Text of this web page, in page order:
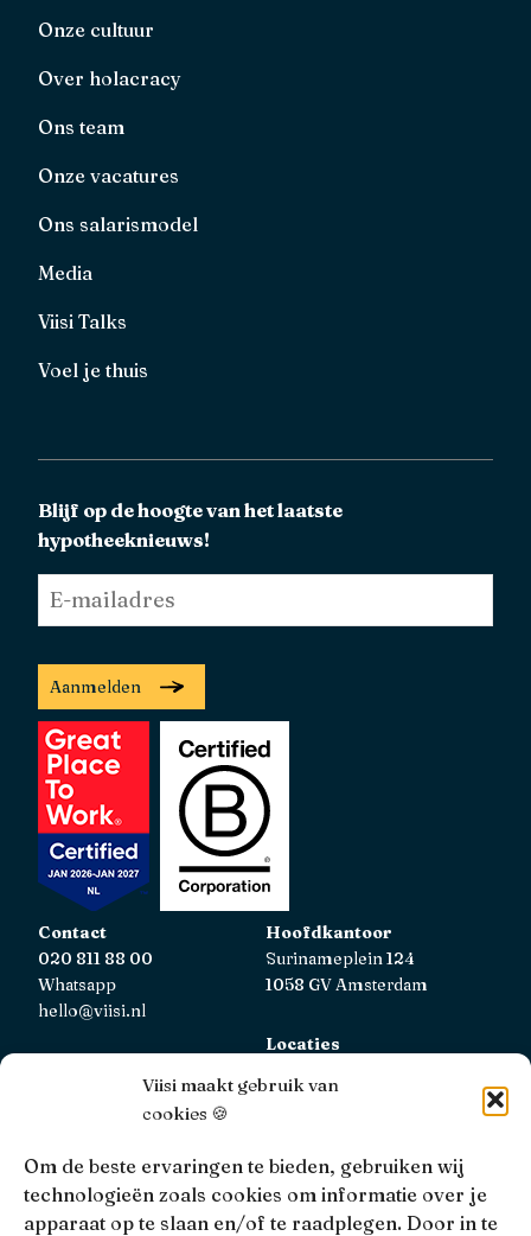
Viisi maakt gebruik van
cookies 🍪
Om de beste ervaringen te bieden, gebruiken wij
technologieën zoals cookies om informatie over je
apparaat op te slaan en/of te raadplegen. Door in te
Onze cultuur
Over holacracy
Ons team
Onze vacatures
Ons salarismodel
Media
Viisi Talks
Voel je thuis
Blijf op de hoogte van het laatste
hypotheeknieuws!
mailadres *
Aanmelden
Contact
020 811 88 00
Whatsapp
hello@viisi.nl
Hoofdkantoor
Surinameplein 124
1058 GV Amsterdam
Locaties
Viisi Hypotheken is geregistreerd bij de AFM.
Registratienummer: 12039833